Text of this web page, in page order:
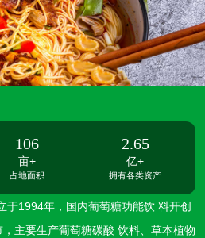
106
亩+
占地面积
2.65
亿+
拥有各类资产
于1994年，国内葡萄糖功能饮 料开创
主要生产葡萄糖碳酸 饮料、草本植物